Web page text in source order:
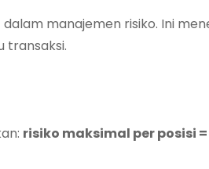
dalam manajemen risiko. Ini
transaksi.
risiko maksimal per posisi